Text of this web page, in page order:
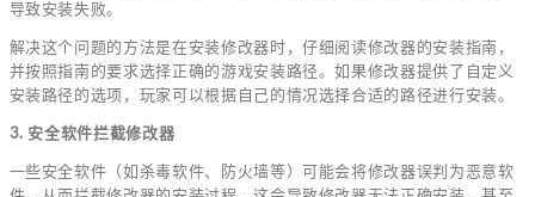
导致安装失败。
解决这个问题的方法是在安装修改器时，仔细阅读修改器的安装指南，
并按照指南的要求选择正确的游戏安装路径。如果修改器提供了自定义
安装路径的选项，玩家可以根据自己的情况选择合适的路径进行安装。
3. 安全软件拦截修改器
一些安全软件（如杀毒软件、防火墙等）可能会将修改器误判为恶意软